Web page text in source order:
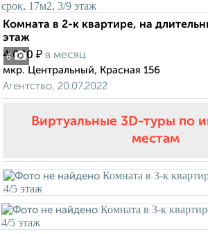
6
Комната в 2-к квартире, на
этаж
4 000 ₽ в месяц
мкр. Центральный, Красная 156
Агентство, 20.07.2022
Виртуальные 3D-туры по
местам